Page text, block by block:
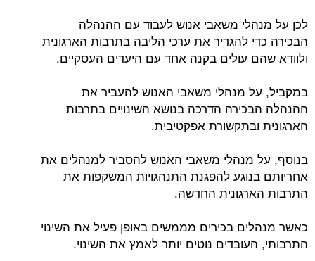
לכן על מנהלי משאבי אנוש לעבוד עם ההנהלה
הבכירה כדי להגדיר את ערכי הליבה בתרבות הארגונית
ולוודא שהם עולים בקנה אחד עם היעדים העסקיים.
במקביל, על מנהלי משאבי האנוש להעביר את
ההנהלה הבכירה הדרכה בנושא השינויים בתרבות
הארגונית ובתקשורת אפקטיבית.
בנוסף, על מנהלי משאבי האנוש להסביר למנהלים את
אחריותם בנוגע להפגנת התנהגויות המשקפות את
התרבות הארגונית החדשה.
כאשר מנהלים בכירים מממשים באופן פעיל את השינוי
התרבותי, העובדים נוטים יותר לאמץ את השינוי.